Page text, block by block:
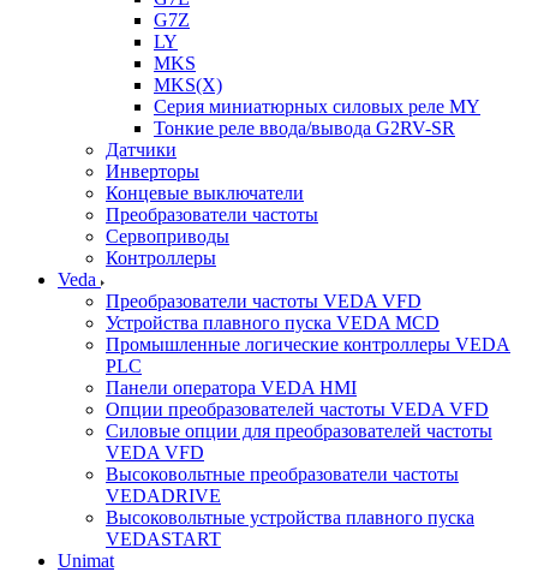
G7Z
LY
MKS
MKS(X)
Серия миниатюрных силовых реле MY
Тонкие реле ввода/вывода G2RV-SR
Датчики
Инверторы
Концевые выключатели
Преобразователи частоты
Сервоприводы
Контроллеры
Veda
Преобразователи частоты VEDA VFD
Устройства плавного пуска VEDA MCD
Промышленные логические контроллеры VEDA
PLC
Панели оператора VEDA HMI
Опции преобразователей частоты VEDA VFD
Силовые опции для преобразователей частоты
VEDA VFD
Высоковольтные преобразователи частоты
VEDADRIVE
Высоковольтные устройства плавного пуска
VEDASTART
Unimat